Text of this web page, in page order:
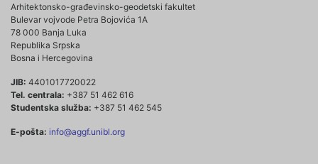
Arhitektonsko-građevinsko-geodetski fakultet
Bulevar vojvode Petra Bojovića 1A
78 000 Banja Luka
Republika Srpska
Bosna i Hercegovina
JIB: 4401017720022
Tel. centrala: +387 51 462 616
Studentska služba: +387 51 462 545
E-pošta: info@aggf.unibl.org